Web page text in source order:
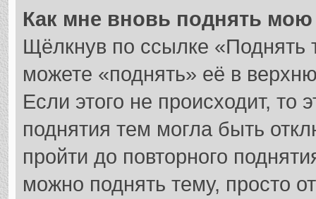
Как мне вновь поднять мою
Щёлкнув по ссылке
можете «поднять» её в
Если этого не происходит, то
поднятия тем могла быть
пройти до повторного
можно поднять тему, просто